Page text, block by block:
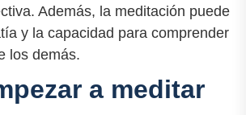
Además, la meditación puede
y la capacidad para comprender
los demás.
a meditar